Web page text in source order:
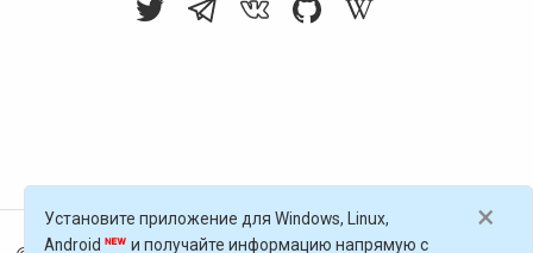
×
Установите приложение для Windows, Linux,
Android
и получайте информацию напрямую с